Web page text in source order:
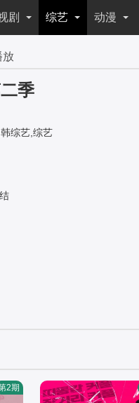
剧 综艺 动漫
放
季
综艺,综艺
2期